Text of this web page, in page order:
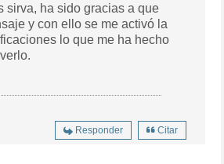
sirva, ha sido gracias a que
y con ello se me activó la
lo que me ha hecho
Responder Citar